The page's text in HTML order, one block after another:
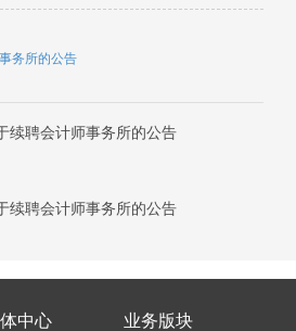
务所的公告
续聘会计师事务所的公告
续聘会计师事务所的公告
中心 业务版块